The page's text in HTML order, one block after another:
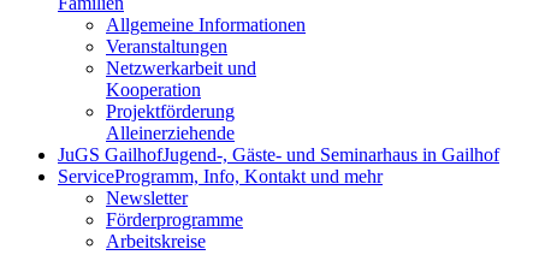
Allgemeine Informationen
Veranstaltungen
Netzwerkarbeit und
Kooperation
Projektförderung
Alleinerziehende
JuGS GailhofJugend-, Gäste- und Seminarhaus in Gailhof
ServiceProgramm, Info, Kontakt und mehr
Newsletter
Förderprogramme
Arbeitskreise